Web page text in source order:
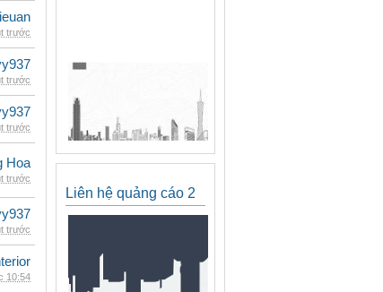
trước
trước
trước
Hoa
trước
trước
10:54
Liên hệ quảng cáo 2